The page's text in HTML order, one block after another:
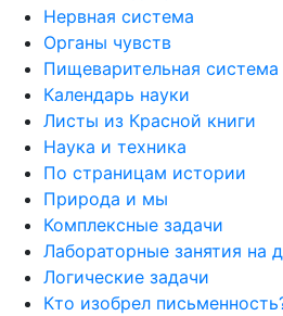
Нервная система
Органы чувств
Пищеварительная система
Календарь науки
Листы из Красной книги
Наука и техника
По страницам истории
Природа и мы
Комплексные задачи
Лабораторные занятия на
Логические задачи
Кто изобрел